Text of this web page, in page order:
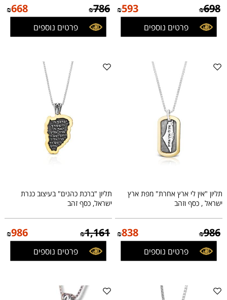
₪698
₪593
פרטים נוספים
₪786
₪668
פרטים נוספים
תליון "אין לי ארץ אחרת" מפת ארץ
ישראל , כסף וזהב
₪986
₪838
פרטים נוספים
תליון "ברכת כהנים" בעיצוב כנרת
ישראל, כסף זהב
₪1,161
₪986
פרטים נוספים